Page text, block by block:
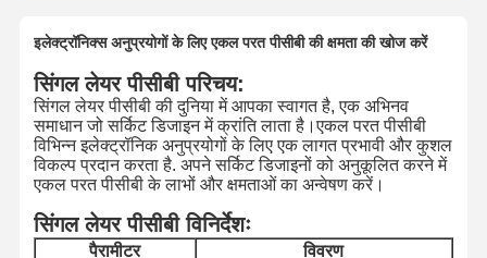
इलेक्ट्रॉनिक्स अनुप्रयोगों के लिए एकल परत पीसीबी की क्षमता की खोज करें
सिंगल लेयर पीसीबी परिचय:
सिंगल लेयर पीसीबी की दुनिया में आपका स्वागत है, एक अभिनव
समाधान जो सर्किट डिजाइन में क्रांति लाता है।एकल परत पीसीबी
विभिन्न इलेक्ट्रॉनिक अनुप्रयोगों के लिए एक लागत प्रभावी और कुशल
विकल्प प्रदान करता है. अपने सर्किट डिजाइनों को अनुकूलित करने में
एकल परत पीसीबी के लाभों और क्षमताओं का अन्वेषण करें।
सिंगल लेयर पीसीबी विनिर्देशः
पैरामीटर
विवरण